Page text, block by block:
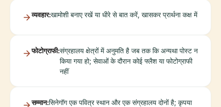
व्यवहार:खामोशी बनाए रखें या धीरे से बात करें, खासकर प्रार्थना कक्ष में
फोटोग्राफी:संग्रहालय क्षेत्रों में अनुमति है जब तक कि अन्यथा पोस्ट न
किया गया हो; सेवाओं के दौरान कोई फ्लैश या फोटोग्राफी
नहीं
सम्मान:सिनेगॉग एक पवित्र स्थान और एक संग्रहालय दोनों है; कृपया